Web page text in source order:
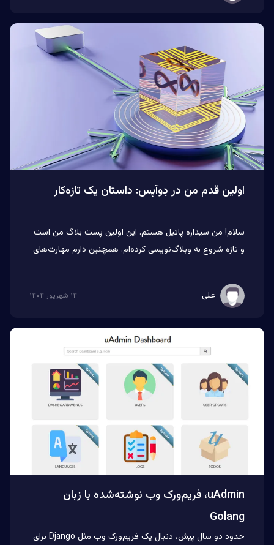
اولین قدم من در دِوآپس: داستان یک تازه‌کار
سلام! من سیداره پاتیل هستم. این اولین پست بلاگ من است
و تازه شروع به وبلاگ‌نویسی کرده‌ام. همچنین دارم مهارت‌های
علی ۱۴ شهریور ۱۴۰۴
uAdmin، فریم‌ورک وب نوشته‌شده با زبان
Golang
حدود دو سال پیش، دنبال یک فریم‌ورک وب مثل Django برای